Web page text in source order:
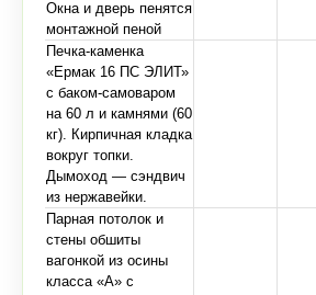
Окна и дверь пенятся
монтажной пеной
Печка-каменка
«Ермак 16 ПС ЭЛИТ»
с баком-самоваром
на 60 л и камнями (60
кг). Кирпичная кладка
вокруг топки.
Дымоход — сэндвич
из нержавейки.
Парная потолок и
стены обшиты
вагонкой из осины
класса «А» с